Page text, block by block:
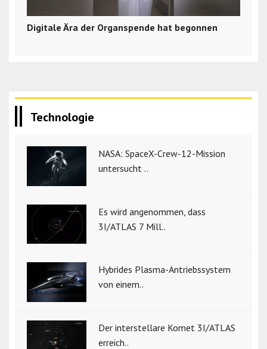
Digitale Ära der Organspende hat begonnen
Technologie
NASA: SpaceX-Crew-12-Mission
untersucht ..
Es wird angenommen, dass
3I/ATLAS 7 Mill..
Hybrides Plasma-Antriebssystem
von einem..
Der interstellare Komet 3I/ATLAS
erreich..